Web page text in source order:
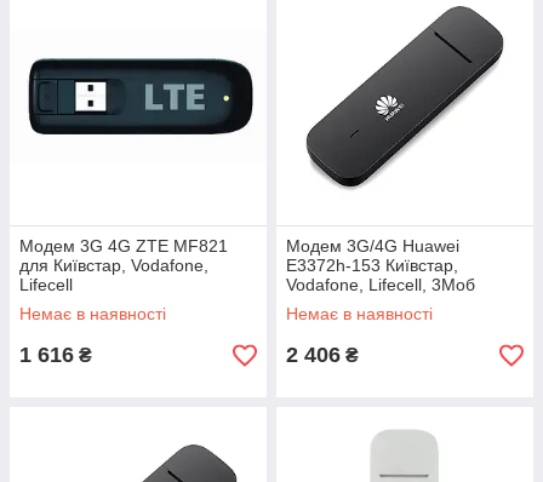
Модем 3G 4G ZTE MF821
для Київстар, Vodafone,
Lifecell
Немає в наявності
1 616 ₴
Модем 3G/4G Huawei
E3372h-153 Київстар,
Vodafone, Lifecell, 3Моб
Немає в наявності
2 406 ₴